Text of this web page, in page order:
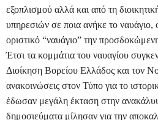
εξοπλισμού αλλά και από τη
υπηρεσιών σε ποια ανήκε το ναυάγιο,
οριστικό “ναυάγιο” την
Έτσι τα κομμάτια του ναυαγίου
Διοίκηση Βορείου Ελλάδος και τον
ανακοινώσεις στον Τύπο για το
έδωσαν μεγάλη έκταση στην
δημοσιεύματα μίλησαν για την